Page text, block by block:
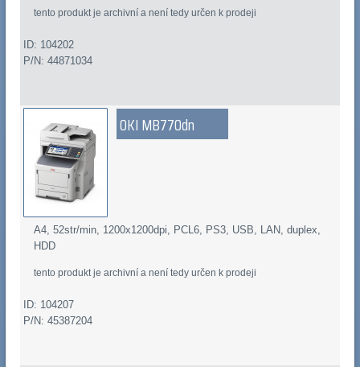
tento produkt je archivní a není tedy určen k prodeji
ID: 104202
P/N: 44871034
OKI MB770dn
A4, 52str/min, 1200x1200dpi, PCL6, PS3, USB, LAN, duplex,
HDD
tento produkt je archivní a není tedy určen k prodeji
ID: 104207
P/N: 45387204